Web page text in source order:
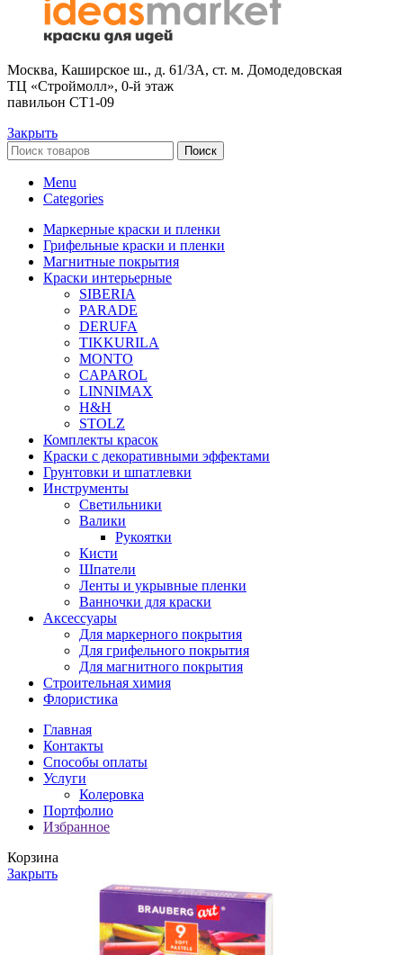
Москва, Каширское ш., д. 61/3А, ст. м. Домодедовская
ТЦ «Строймолл», 0-й этаж
павильон СТ1-09
Закрыть
Поиск
Menu
Categories
Маркерные краски и пленки
Грифельные краски и пленки
Магнитные покрытия
Краски интерьерные
SIBERIA
PARADE
DERUFA
TIKKURILA
MONTO
CAPAROL
LINNIMAX
H&H
STOLZ
Комплекты красок
Краски с декоративными эффектами
Грунтовки и шпатлевки
Инструменты
Светильники
Валики
Рукоятки
Кисти
Шпатели
Ленты и укрывные пленки
Ванночки для краски
Аксессуары
Для маркерного покрытия
Для грифельного покрытия
Для магнитного покрытия
Строительная химия
Флористика
Главная
Контакты
Способы оплаты
Услуги
Колеровка
Портфолио
Избранное
Корзина
Закрыть